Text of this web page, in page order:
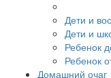
Дети и
Дети и
Ребенок
Ребенок
Домашний очаг